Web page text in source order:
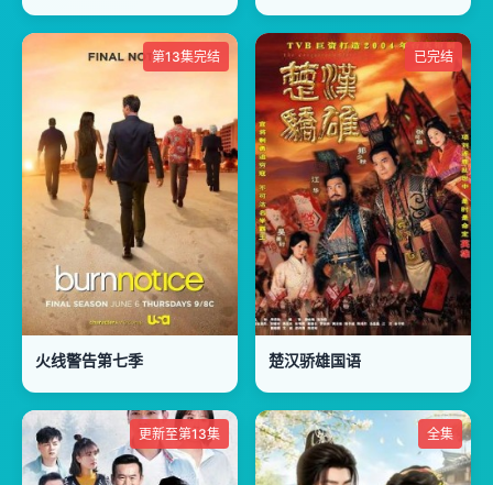
第13集完结
火线警告第七季
已完结
楚汉骄雄国语
更新至第13集 全集